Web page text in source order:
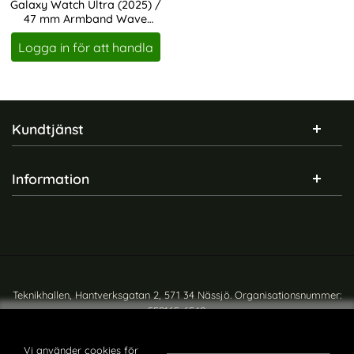
Vi använder cookies för
Galaxy Watch Ultra (2025) /
47 mm Armband Wave
Design
Art. nr 230186
Logga in för att handla
Sidfot Blandad info och länkar
Kundtjänst
Information
Teknikhallen, Hantverksgatan 2, 571 34 Nässjö. Organisationsnummer:
559165-6540